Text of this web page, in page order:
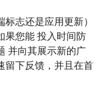
志还是应用更新）
果您能 投入时间防
并向其展示新的广
留下反馈，并且在首